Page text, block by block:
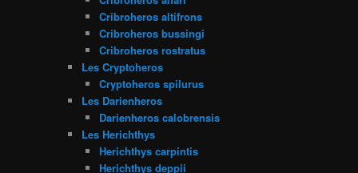
Cribroheros altifrons
Cribroheros bussingi
Cribroheros rostratus
Les Cryptoheros
Cryptoheros spilurus
Les Darienheros
Darienheros calobrensis
Les Herichthys
Herichthys carpintis
Herichthys deppii